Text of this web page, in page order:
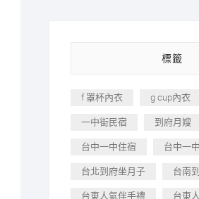
標籤
f 罩杯內衣 g cup內衣
一中街民宿 到府月嫂
台中一中住宿 台中一
台北到府坐月子 台南
台東人氣伴手禮 台東